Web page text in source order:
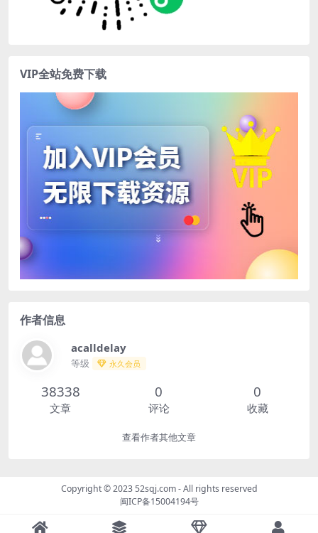
VIP全站免费下载
作者信息
acalldelay
等级 永久会员
38338
文章
0
评论
0
收藏
查看作者其他文章
Copyright © 2023 52sqj.com- All rights reserved
闽ICP备15004194号